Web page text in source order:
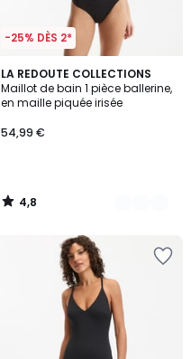
-25% DÈS 2*
LA REDOUTE COLLECTIONS
Maillot de bain 1 pièce ballerine,
en maille piquée irisée
54,99 €
4,8
/ 5
2
Couleurs
4,8
/